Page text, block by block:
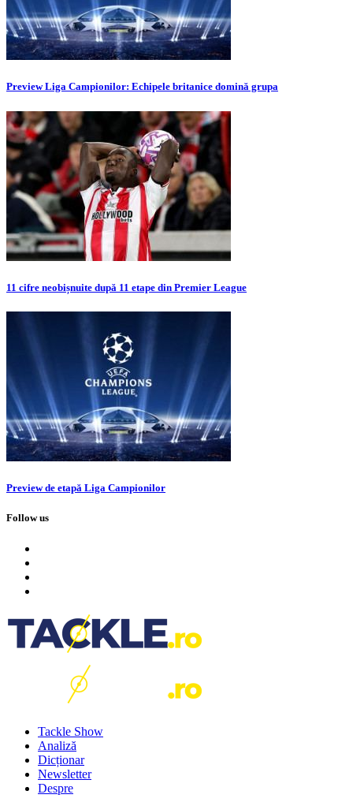
Preview Liga Campionilor: Echipele britanice domină grupa
11 cifre neobișnuite după 11 etape din Premier League
Preview de etapă Liga Campionilor
Follow us
Tackle Show
Analiză
Dicționar
Newsletter
Despre